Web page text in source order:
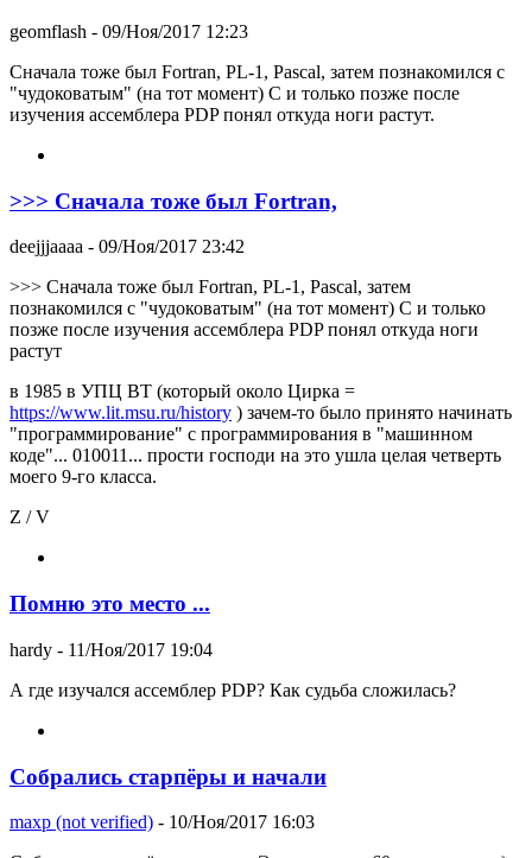
geomflash - 09/Ноя/2017 12:23
Сначала тоже был Fortran, PL-1, Pascal, затем познакомился с
"чудоковатым" (на тот момент) С и только позже после
изучения ассемблера PDP понял откуда ноги растут.
>>> Сначала тоже был Fortran,
deejjjaaaa - 09/Ноя/2017 23:42
>>> Сначала тоже был Fortran, PL-1, Pascal, затем
познакомился с "чудоковатым" (на тот момент) С и только
позже после изучения ассемблера PDP понял откуда ноги
растут
в 1985 в УПЦ ВТ (который около Цирка =
https://www.lit.msu.ru/history ) зачем-то было принято начинать
"программирование" с программирования в "машинном
коде"... 010011... прости господи на это ушла целая четверть
моего 9-го класса.
Z / V
Помню это место ...
hardy - 11/Ноя/2017 19:04
А где изучался ассемблер PDP? Как судьба сложилась?
Собрались старпёры и начали
maxp (not verified) - 10/Ноя/2017 16:03